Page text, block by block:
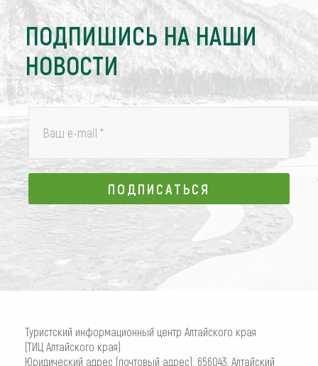
ПОДПИШИСЬ НА НАШИ
НОВОСТИ
Ваш e-mail *
ПОДПИСАТЬСЯ
ПОДПИСАТЬСЯ
Туристский информационный центр Алтайского края
(ТИЦ Алтайского края)
Юридический адрес (почтовый адрес): 656043, Алтайский